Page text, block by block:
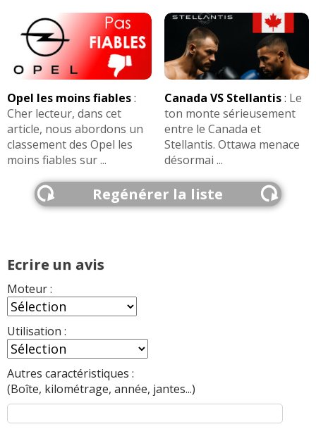
Opel les moins fiables:
Cher lecteur, dans cet
article, nous abordons un
classement des Opel les
moins fiables sur ...
Canada VS Stellantis: Le
ton monte sérieusement
entre le Canada et
Stellantis. Ottawa menace
désormai ...
Regénérer la liste
Ecrire un avis
Moteur :
Utilisation :
Autres caractéristiques :
(Boîte, kilométrage, année, jantes...)